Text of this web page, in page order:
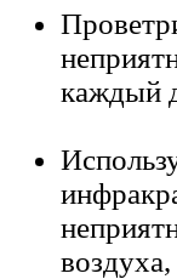
каждый